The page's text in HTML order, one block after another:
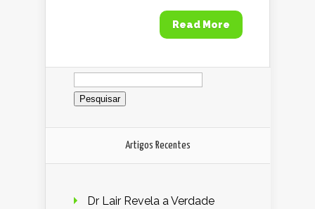
Read More
Pesquisar
por:
Artigos Recentes
Dr Lair Revela a Verdade